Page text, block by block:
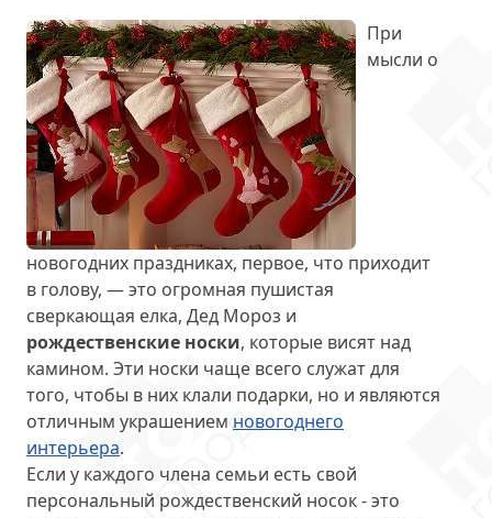
При
мысли о
новогодних праздниках, первое, что приходит
в голову, — это огромная пушистая
сверкающая елка, Дед Мороз и
рождественские носки, которые висят над
камином. Эти носки чаще всего служат для
того, чтобы в них клали подарки, но и являются
отличным украшением новогоднего
интерьера.
Если у каждого члена семьи есть свой
персональный рождественский носок - это